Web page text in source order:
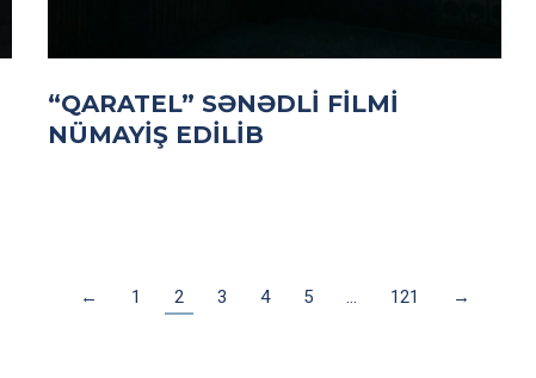
“QARATEL” SƏNƏDLI FILMI
NÜMAYIŞ EDILIB
← 1 2 3 4 5 … 121 →